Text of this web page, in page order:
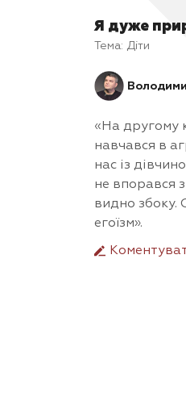
Я дуже
Тема: Діти
«На другому
навчався в
нас із
не впорався
видно збоку.
егоїзм».